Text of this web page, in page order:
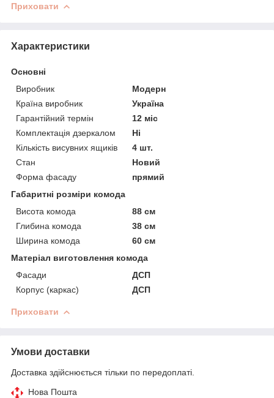
Приховати
Характеристики
Основні
Виробник
Модерн
Країна виробник
Україна
Гарантійний термін
12 міс
Комплектація дзеркалом
Ні
Кількість висувних ящиків
4 шт.
Стан
Новий
Форма фасаду
прямий
Габаритні розміри комода
Висота комода
88 см
Глибина комода
38 см
Ширина комода
60 см
Матеріал виготовлення комода
Фасади
ДСП
Корпус (каркас)
ДСП
Приховати
Умови доставки
Доставка здійснюється тільки по передоплаті.
Нова Пошта